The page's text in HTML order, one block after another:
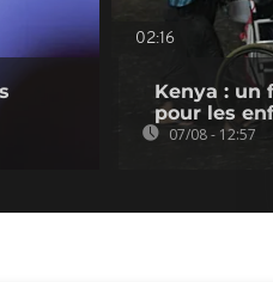
02:16
Kenya : un
pour les
07/08 - 12:57